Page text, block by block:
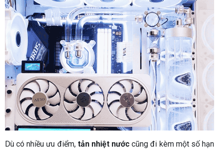
Dù có nhiều ưu điểm, tản nhiệt nước cũng đi kèm một số hạn